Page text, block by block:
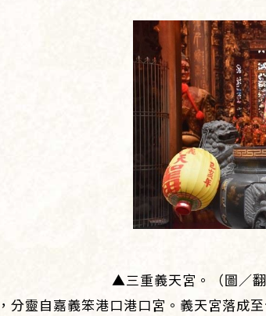
▲三重義天宮。（圖／
分靈自嘉義笨港口港口宮。義天宮落成